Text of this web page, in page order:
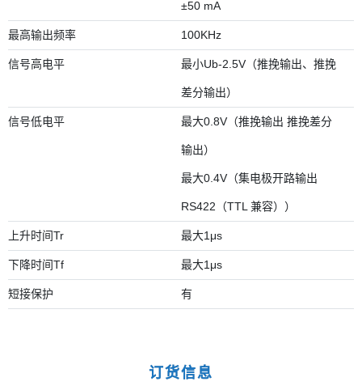
±50 mA
最高输出频率 100KHz
信号高电平 最小Ub-2.5V（推挽输出、推挽
差分输出）
信号低电平 最大0.8V（推挽输出 推挽差分
输出）
最大0.4V（集电极开路输出
RS422（TTL 兼容））
上升时间Tr 最大1μs
下降时间Tf 最大1μs
短接保护 有
订货信息